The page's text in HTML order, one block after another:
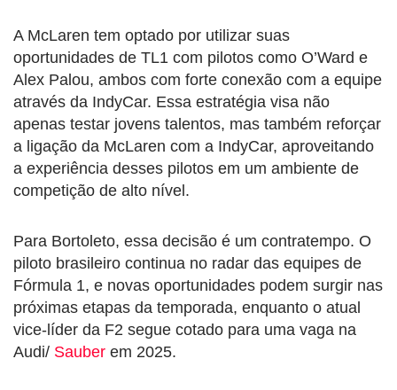
A McLaren tem optado por utilizar suas
oportunidades de TL1 com pilotos como O’Ward e
Alex Palou, ambos com forte conexão com a equipe
através da IndyCar. Essa estratégia visa não
apenas testar jovens talentos, mas também reforçar
a ligação da McLaren com a IndyCar, aproveitando
a experiência desses pilotos em um ambiente de
competição de alto nível.
Para Bortoleto, essa decisão é um contratempo. O
piloto brasileiro continua no radar das equipes de
Fórmula 1, e novas oportunidades podem surgir nas
próximas etapas da temporada, enquanto o atual
vice-líder da F2 segue cotado para uma vaga na
Audi/ Sauber em 2025.